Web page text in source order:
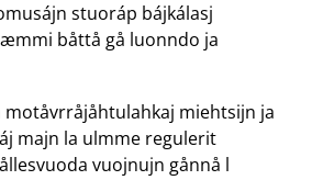
stuoráp bájkálasj
båttå gå luonndo ja
motåvrråjåhtulahkaj miehtsijn ja
majn la ulmme regulerit
vuojnujn gånnå l